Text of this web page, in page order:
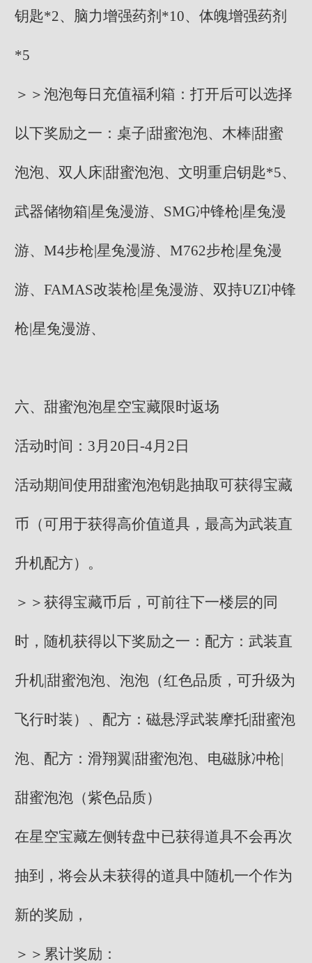
钥匙*2、脑力增强药剂*10、体魄增强药剂
*5
＞＞泡泡每日充值福利箱：打开后可以选择
以下奖励之一：桌子|甜蜜泡泡、木棒|甜蜜
泡泡、双人床|甜蜜泡泡、文明重启钥匙*5、
武器储物箱|星兔漫游、SMG冲锋枪|星兔漫
游、M4步枪|星兔漫游、M762步枪|星兔漫
游、FAMAS改装枪|星兔漫游、双持UZI冲锋
枪|星兔漫游、
六、甜蜜泡泡星空宝藏限时返场
活动时间：3月20日-4月2日
活动期间使用甜蜜泡泡钥匙抽取可获得宝藏
币（可用于获得高价值道具，最高为武装直
升机配方）。
＞＞获得宝藏币后，可前往下一楼层的同
时，随机获得以下奖励之一：配方：武装直
升机|甜蜜泡泡、泡泡（红色品质，可升级为
飞行时装）、配方：磁悬浮武装摩托|甜蜜泡
泡、配方：滑翔翼|甜蜜泡泡、电磁脉冲枪|
甜蜜泡泡（紫色品质）
在星空宝藏左侧转盘中已获得道具不会再次
抽到，将会从未获得的道具中随机一个作为
新的奖励，
＞＞累计奖励：